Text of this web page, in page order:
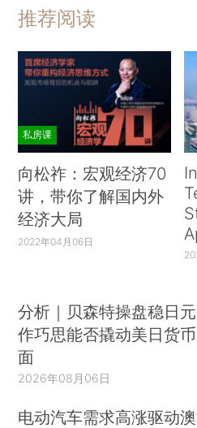
推荐阅读
私房课
向松祚：宏观经济70
讲，带你了解国内外
经济大局
2022年04月06日
分析｜贝森特操盘稳日
作巧思能否撬动美日货
面
2026年08月06日
电动汽车需求高涨驱动